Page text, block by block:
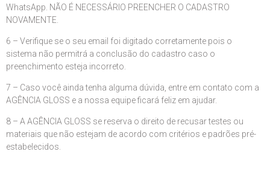
WhatsApp. NÃO É NECESSÁRIO PREENCHER O CADASTRO
NOVAMENTE.
6 – Verifique se o seu email foi digitado corretamente pois o
sistema não permitrá a conclusão do cadastro caso o
preenchimento esteja incorreto.
7 – Caso você ainda tenha alguma dúvida, entre em contato com a
AGÊNCIA GLOSS e a nossa equipe ficará feliz em ajudar.
8 – A AGÊNCIA GLOSS se reserva o direito de recusar testes ou
materiais que não estejam de acordo com critérios e padrões pré-
estabelecidos.